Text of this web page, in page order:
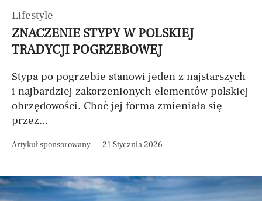
Lifestyle
ZNACZENIE STYPY W POLSKIEJ
TRADYCJI POGRZEBOWEJ
Stypa po pogrzebie stanowi jeden z najstarszych
i najbardziej zakorzenionych elementów polskiej
obrzędowości. Choć jej forma zmieniała się
przez...
Artykuł sponsorowany 21 Stycznia 2026